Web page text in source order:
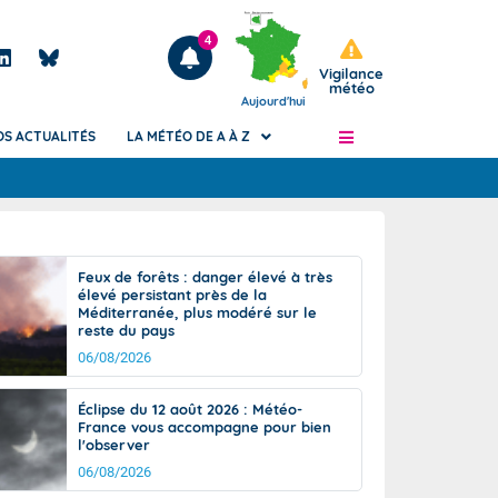
Articles
4
Aujourd'hui
Vigilance
météo
de
Phénomènes dangereux de J+2 à J+7
Avertissement pluies intenses à l'échelle
des communes (Apic)
Bulletins Marine
d'avalanche
Météo des forêts
Vigicrues
ACTUALITÉS LA MÉTÉO DE A À Z
Feux de forêts : danger élevé à très
élevé persistant près de la
Méditerranée, plus modéré sur le
reste du pays
06/08/2026
Éclipse du 12 août 2026 : Météo-
France vous accompagne pour bien
l'observer
06/08/2026